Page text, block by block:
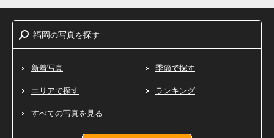
福岡の写真を探す
新着写真 季節で探す
エリアで探す ランキング
すべての写真を見る